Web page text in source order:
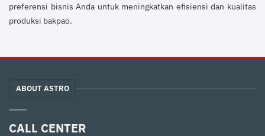
preferensi bisnis Anda untuk meningkatkan efisiensi dan kualitas
produksi bakpao.
ABOUT ASTRO
CALL CENTER